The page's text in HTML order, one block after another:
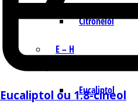
Citronelol
E – H
Eucaliptol
Eucaliptol ou 1.8-cineol